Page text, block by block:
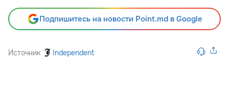
Подпишитесь на новости Point.md в Google
Источник Independent